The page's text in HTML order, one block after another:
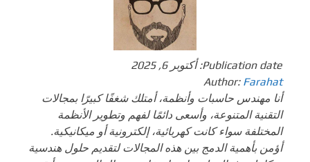
Publication date: أكتوبر 6, 2025
Author: Farahat
أنا مهندس حاسبات وأنظمة، أمتلك شغفًا كبيرًا بمجالات
التقنية المتنوعة، وأسعى دائمًا لفهم وتطوير الأنظمة
المختلفة سواء كانت كهربائية، إلكترونية أو ميكانيكية.
أؤمن بأهمية الدمج بين هذه المجالات لتقديم حلول هندسية